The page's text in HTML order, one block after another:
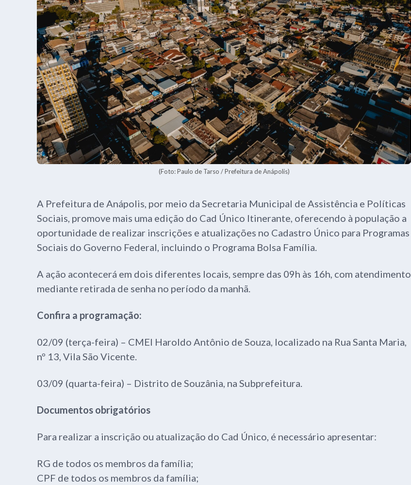
(Foto: Paulo de Tarso / Prefeitura de Anápolis)
A Prefeitura de Anápolis, por meio da Secretaria Municipal de Assistência e Políticas
Sociais, promove mais uma edição do Cad Único Itinerante, oferecendo à população a
oportunidade de realizar inscrições e atualizações no Cadastro Único para Programas
Sociais do Governo Federal, incluindo o Programa Bolsa Família.
A ação acontecerá em dois diferentes locais, sempre das 09h às 16h, com atendimento
mediante retirada de senha no período da manhã.
Confira a programação:
02/09 (terça-feira) – CMEI Haroldo Antônio de Souza, localizado na Rua Santa Maria,
nº 13, Vila São Vicente.
03/09 (quarta-feira) – Distrito de Souzânia, na Subprefeitura.
Documentos obrigatórios
Para realizar a inscrição ou atualização do Cad Único, é necessário apresentar:
RG de todos os membros da família;
CPF de todos os membros da família;